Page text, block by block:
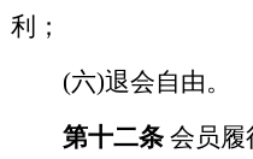
利；
(六)退会自由。
第十二条会员履